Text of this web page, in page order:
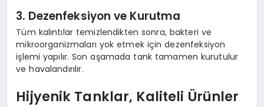
3. Dezenfeksiyon ve Kurutma
Tüm kalıntılar temizlendikten sonra, bakteri ve
mikroorganizmaları yok etmek için dezenfeksiyon
işlemi yapılır. Son aşamada tank tamamen kurutulur
ve havalandırılır.
Hijyenik Tanklar, Kaliteli Ürünler